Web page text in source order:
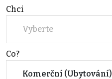
Chci
Vyberte
Co?
Komerční (Ubytování)